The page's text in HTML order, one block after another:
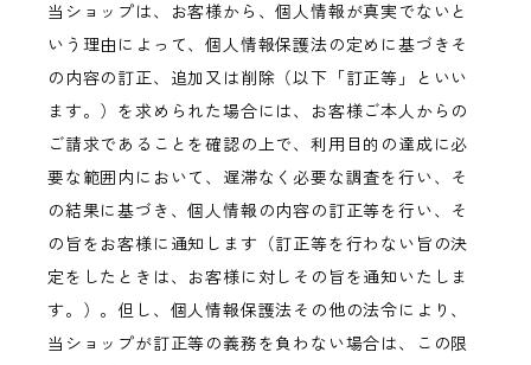
当ショップは、お客様から、個人情報が真実でないと
いう理由によって、個人情報保護法の定めに基づきそ
の内容の訂正、追加又は削除（以下「訂正等」といい
ます。）を求められた場合には、お客様ご本人からの
ご請求であることを確認の上で、利用目的の達成に必
要な範囲内において、遅滞なく必要な調査を行い、そ
の結果に基づき、個人情報の内容の訂正等を行い、そ
の旨をお客様に通知します（訂正等を行わない旨の決
定をしたときは、お客様に対しその旨を通知いたしま
す。）。但し、個人情報保護法その他の法令により、
当ショップが訂正等の義務を負わない場合は、この限